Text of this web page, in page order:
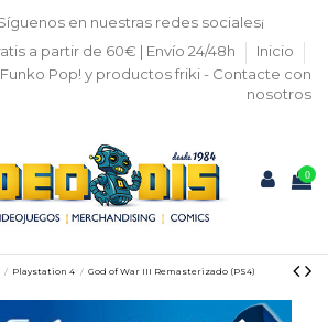
en nuestras redes sociales¡
a partir de 60€ | Envío 24/48h
Inicio
Pop! y productos friki - Contacte con
nosotros
0
Playstation 4 God of War III Remasterizado (PS4)